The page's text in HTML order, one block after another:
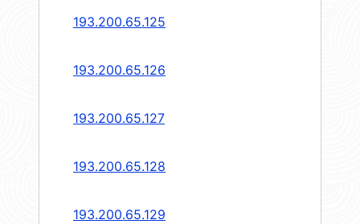
193.200.65.125
193.200.65.126
193.200.65.127
193.200.65.128
193.200.65.129